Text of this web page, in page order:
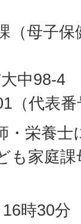
（母子保
中98-4
（代表番
・栄養
も家庭
時30分